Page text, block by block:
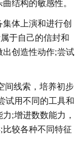
结构的敏感性。
体上演和进行创
于自己的信封和
创造性动作;尝试
间线索，培养初步
试用不同的工具和
;增进数数能力，
较各种不同特征